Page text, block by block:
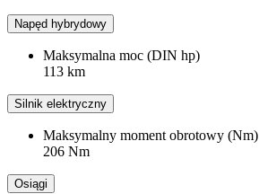
Napęd hybrydowy
Maksymalna moc (DIN hp)
113 km
Silnik elektryczny
Maksymalny moment obrotowy (Nm)
206 Nm
Osiągi